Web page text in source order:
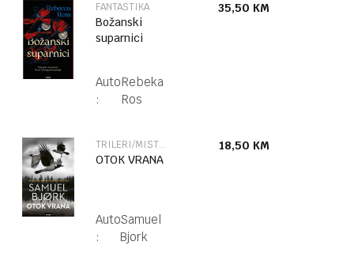
FANTASTIKA
Božanski
suparnici
Autor
:
Rebeka
Ros
35,50 KM
TRILERI/MISTERIJE
OTOK VRANA
Autor
:
Samuel
Bjork
18,50 KM